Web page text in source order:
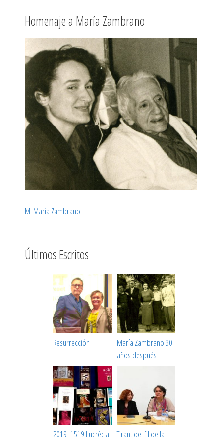
Homenaje a María Zambrano
Mi María Zambrano
Últimos Escritos
Resurrección
María Zambrano 30
años después
2019- 1519 Lucrècia Tirant del fil de la